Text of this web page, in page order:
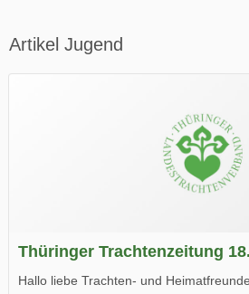
Artikel Jugend
Thüringer Trachtenzeitung
Hallo liebe Trachten- und Heimatfreunde,